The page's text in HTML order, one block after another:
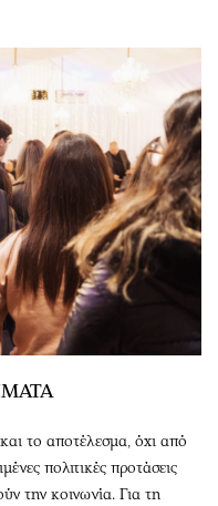
το αποτέλεσμα, όχι από
πολιτικές προτάσεις
την κοινωνία. Για τη